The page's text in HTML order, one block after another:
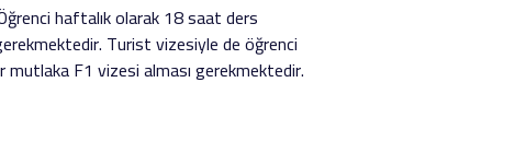
haftalık olarak 18 saat ders
Turist vizesiyle de öğrenci
F1 vizesi alması gerekmektedir.